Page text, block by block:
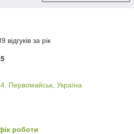
за рік
Первомайськ, Україна
роботи